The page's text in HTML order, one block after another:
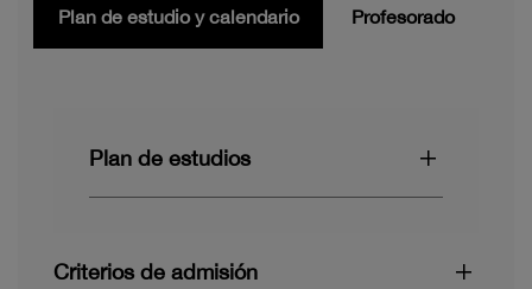
Plan de estudio y calendario Profesorado
Plan de estudios
Criterios de admisión